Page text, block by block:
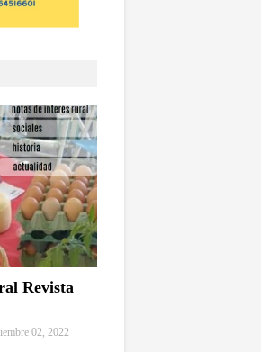
Revista
02, 2022